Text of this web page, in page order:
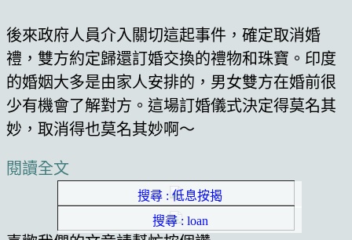
後來政府人員介入關切這起事件，確定取消婚
禮，雙方約定歸還訂婚交換的禮物和珠寶。印度
的婚姻大多是由家人安排的，男女雙方在婚前很
少有機會了解對方。這場訂婚儀式決定得莫名其
妙，取消得也莫名其妙啊～
閱讀全文
搜尋 : 低息按揭
搜尋 : loan